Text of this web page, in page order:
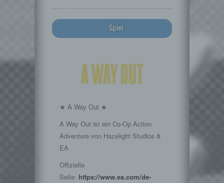
Spiel
★ A Way Out ★
A Way Out ist ein Co-Op Action
Adventure von Hazelight Studios &
EA
Offizielle
Seite: https://www.ea.com/de-